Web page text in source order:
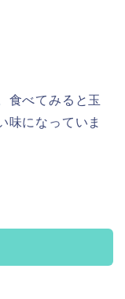
食べてみると玉
味になっていま